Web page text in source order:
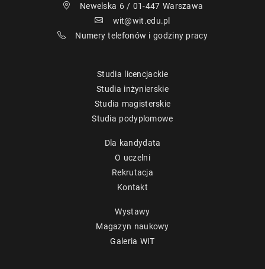
Newelska 6 / 01-447 Warszawa
wit@wit.edu.pl
Numery telefonów i godziny pracy
Studia licencjackie
Studia inżynierskie
Studia magisterskie
Studia podyplomowe
Dla kandydata
O uczelni
Rekrutacja
Kontakt
Wystawy
Magazyn naukowy
Galeria WIT